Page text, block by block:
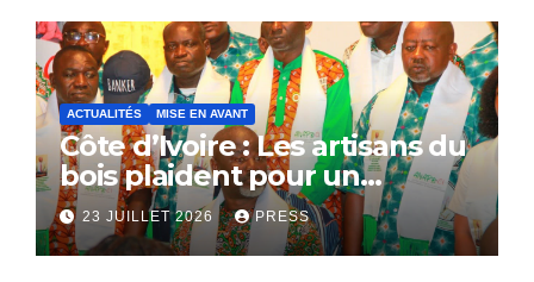
ACTUALITÉS MISE EN AVANT
Côte d’Ivoire : Les artisans du
bois plaident pour un
dialogue national
23 JUILLET 2026 PRESS